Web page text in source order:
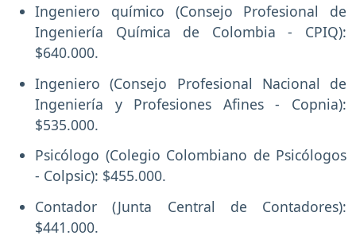
Ingeniero químico (Consejo Profesional de
Ingeniería Química de Colombia - CPIQ):
$640.000.
Ingeniero (Consejo Profesional Nacional de
Ingeniería y Profesiones Afines - Copnia):
$535.000.
Psicólogo (Colegio Colombiano de Psicólogos
- Colpsic): $455.000.
Contador (Junta Central de Contadores):
$441.000.